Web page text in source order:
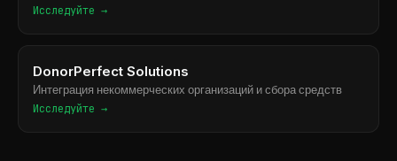
Исследуйте →
DonorPerfect Solutions
Интеграция некоммерческих организаций и сбора средств
Исследуйте →